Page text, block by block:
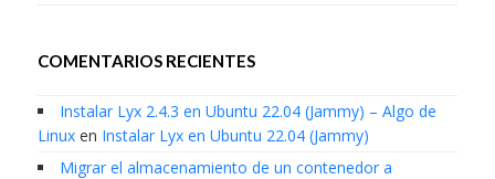
COMENTARIOS RECIENTES
Instalar Lyx 2.4.3 en Ubuntu 22.04 (Jammy) – Algo de
Linuxen Instalar Lyx en Ubuntu 22.04 (Jammy)
Migrar el almacenamiento de un contenedor a